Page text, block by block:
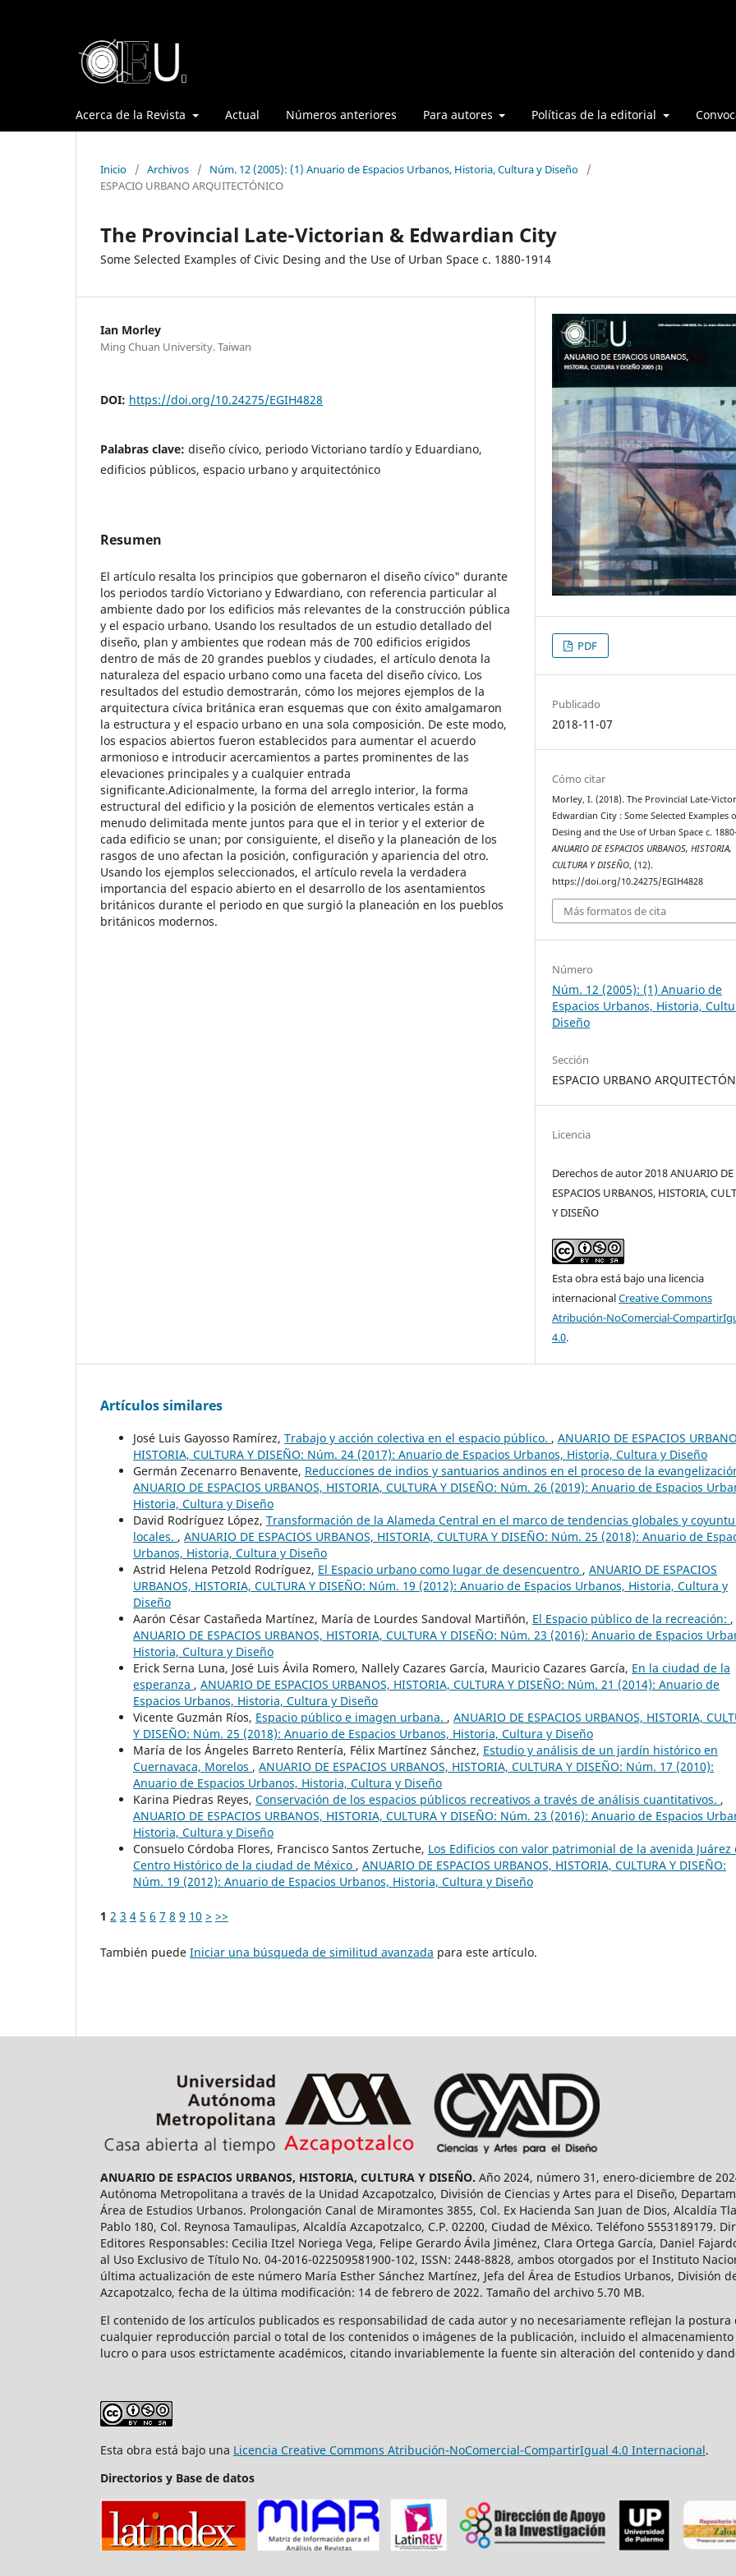
Acerca de la Revista Actual Números anteriores Para autores Políticas de la editorial
Inicio / Archivos / Núm. 12 (2005): (1) Anuario de Espacios Urbanos, Historia, Cultura y Diseño
/
ESPACIO URBANO ARQUITECTÓNICO
The Provincial Late-Victorian & Edwardian City
Some Selected Examples of Civic Desing and the Use of Urban Space c. 1880-1914
Ian Morley
Ming Chuan University. Taiwan
DOI: https://doi.org/10.24275/EGIH4828
Palabras clave: diseño cívico, periodo Victoriano tardío y Eduardiano,
edificios públicos, espacio urbano y arquitectónico
Resumen
El artículo resalta los principios que gobernaron el diseño cívico" durante
los periodos tardío Victoriano y Edwardiano, con referencia particular al
ambiente dado por los edificios más relevantes de la construcción pública
y el espacio urbano. Usando los resultados de un estudio detallado del
diseño, plan y ambientes que rodean más de 700 edificios erigidos
dentro de más de 20 grandes pueblos y ciudades, el artículo denota la
naturaleza del espacio urbano como una faceta del diseño cívico. Los
resultados del estudio demostrarán, cómo los mejores ejemplos de la
arquitectura cívica británica eran esquemas que con éxito amalgamaron
la estructura y el espacio urbano en una sola composición. De este modo,
los espacios abiertos fueron establecidos para aumentar el acuerdo
armonioso e introducir acercamientos a partes prominentes de las
elevaciones principales y a cualquier entrada
significante.Adicionalmente, la forma del arreglo interior, la forma
estructural del edificio y la posición de elementos verticales están a
menudo delimitada mente juntos para que el in terior y el exterior de
cada edificio se unan; por consiguiente, el diseño y la planeación de los
rasgos de uno afectan la posición, configuración y apariencia del otro.
Usando los ejemplos seleccionados, el artículo revela la verdadera
importancia del espacio abierto en el desarrollo de los asentamientos
británicos durante el periodo en que surgió la planeación en los pueblos
británicos modernos.
PDF
Publicado
2018-11-07
Cómo citar
Morley, I. (2018). The Provincial Late-
Edwardian City : Some Selected Examples
Desing and the Use of Urban Space c.
ANUARIO DE ESPACIOS URBANOS, HISTORIA,
CULTURA Y DISEÑO, (12).
https://doi.org/10.24275/EGIH4828
Más formatos de cita
Número
Núm. 12 (2005): (1) Anuario de
Espacios Urbanos, Historia,
Diseño
Sección
ESPACIO URBANO
Licencia
Derechos de autor 2018 ANUARIO DE
ESPACIOS URBANOS, HISTORIA,
Y DISEÑO
Esta obra está bajo una licencia
internacionalCreative Commons
Atribución-NoComercial-
4.0.
Artículos similares
José Luis Gayosso Ramírez, Trabajo y acción colectiva en el espacio público. , ANUARIO DE ESPACIOS
HISTORIA, CULTURA Y DISEÑO: Núm. 24 (2017): Anuario de Espacios Urbanos, Historia, Cultura y Diseño
Germán Zecenarro Benavente, Reducciones de indios y santuarios andinos en el proceso de la
ANUARIO DE ESPACIOS URBANOS, HISTORIA, CULTURA Y DISEÑO: Núm. 26 (2019): Anuario de Espacios
Historia, Cultura y Diseño
David Rodríguez López, Transformación de la Alameda Central en el marco de tendencias globales y
locales. , ANUARIO DE ESPACIOS URBANOS, HISTORIA, CULTURA Y DISEÑO: Núm. 25 (2018): Anuario de
Urbanos, Historia, Cultura y Diseño
Astrid Helena Petzold Rodríguez, El Espacio urbano como lugar de desencuentro , ANUARIO DE ESPACIOS
URBANOS, HISTORIA, CULTURA Y DISEÑO: Núm. 19 (2012): Anuario de Espacios Urbanos, Historia, Cultura y
Diseño
Aarón César Castañeda Martínez, María de Lourdes Sandoval Martiñón, El Espacio público de la recreación: ,
ANUARIO DE ESPACIOS URBANOS, HISTORIA, CULTURA Y DISEÑO: Núm. 23 (2016): Anuario de Espacios
Historia, Cultura y Diseño
Erick Serna Luna, José Luis Ávila Romero, Nallely Cazares García, Mauricio Cazares García, En la ciudad de la
esperanza , ANUARIO DE ESPACIOS URBANOS, HISTORIA, CULTURA Y DISEÑO: Núm. 21 (2014): Anuario de
Espacios Urbanos, Historia, Cultura y Diseño
Vicente Guzmán Ríos, Espacio público e imagen urbana. , ANUARIO DE ESPACIOS URBANOS, HISTORIA,
Y DISEÑO: Núm. 25 (2018): Anuario de Espacios Urbanos, Historia, Cultura y Diseño
María de los Ángeles Barreto Rentería, Félix Martínez Sánchez, Estudio y análisis de un jardín histórico en
Cuernavaca, Morelos , ANUARIO DE ESPACIOS URBANOS, HISTORIA, CULTURA Y DISEÑO: Núm. 17 (2010):
Anuario de Espacios Urbanos, Historia, Cultura y Diseño
Karina Piedras Reyes, Conservación de los espacios públicos recreativos a través de análisis cuantitativos. ,
ANUARIO DE ESPACIOS URBANOS, HISTORIA, CULTURA Y DISEÑO: Núm. 23 (2016): Anuario de Espacios
Historia, Cultura y Diseño
Consuelo Córdoba Flores, Francisco Santos Zertuche, Los Edificios con valor patrimonial de la avenida Juárez
Centro Histórico de la ciudad de México , ANUARIO DE ESPACIOS URBANOS, HISTORIA, CULTURA Y DISEÑO:
Núm. 19 (2012): Anuario de Espacios Urbanos, Historia, Cultura y Diseño
1 2 3 4 5 6 7 8 9 10 > >>
También puede Iniciar una búsqueda de similitud avanzada para este artículo.
ANUARIO DE ESPACIOS URBANOS, HISTORIA, CULTURA Y DISEÑO. Año 2024, número 31, enero-diciembre de
Autónoma Metropolitana a través de la Unidad Azcapotzalco, División de Ciencias y Artes para el Diseño,
Área de Estudios Urbanos. Prolongación Canal de Miramontes 3855, Col. Ex Hacienda San Juan de Dios, Alcaldía
Pablo 180, Col. Reynosa Tamaulipas, Alcaldía Azcapotzalco, C.P. 02200, Ciudad de México. Teléfono 5553189179.
Editores Responsables: Cecilia Itzel Noriega Vega, Felipe Gerardo Ávila Jiménez, Clara Ortega García, Daniel
al Uso Exclusivo de Título No. 04-2016-022509581900-102, ISSN: 2448-8828, ambos otorgados por el Instituto
última actualización de este número María Esther Sánchez Martínez, Jefa del Área de Estudios Urbanos, División
Azcapotzalco, fecha de la última modificación: 14 de febrero de 2022. Tamaño del archivo 5.70 MB.
El contenido de los artículos publicados es responsabilidad de cada autor y no necesariamente reflejan la
cualquier reproducción parcial o total de los contenidos o imágenes de la publicación, incluido el
lucro o para usos estrictamente académicos, citando invariablemente la fuente sin alteración del contenido y
Esta obra está bajo una Licencia Creative Commons Atribución-NoComercial-CompartirIgual 4.0 Internacional.
Directorios y Base de datos